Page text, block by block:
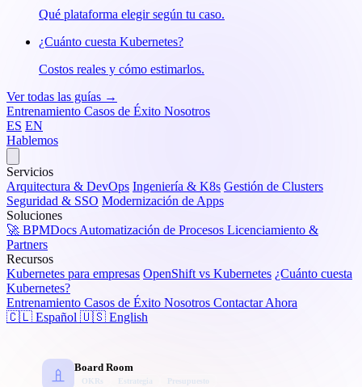
Qué plataforma elegir según tu caso.
¿Cuánto cuesta Kubernetes?
Costos reales y cómo estimarlos.
Ver todas las guías →
Entrenamiento Casos de Éxito Nosotros
ES EN
Hablemos
Servicios
Arquitectura & DevOps Ingeniería & K8s Gestión de Clusters
Seguridad & SSO Modernización de Apps
Soluciones
🚀 BPMDocs Automatización de Procesos Licenciamiento &
Partners
Recursos
Kubernetes para empresas OpenShift vs Kubernetes ¿Cuánto cuesta
Kubernetes?
Entrenamiento Casos de Éxito Nosotros Contactar Ahora
🇨🇱 Español 🇺🇸 English
Board Room
OKRs Estrategia Presupuesto